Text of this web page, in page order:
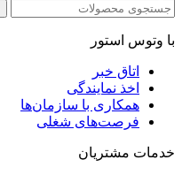
با وتوس استور
اتاق خبر
اخذ نمایندگی
همکاری با سازمان‌ها
فرصت‌های شغلی
خدمات مشتریان